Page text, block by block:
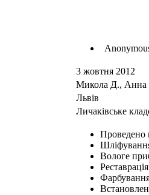
3 жовтня 2012
Микола Д.,
Львів
Личаківське
Проведено
Вологе